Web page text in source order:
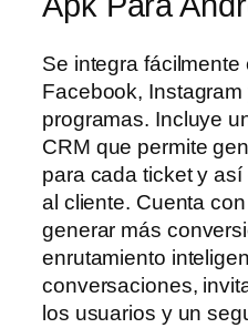
Se integra
Facebook,
programas. Incluye
CRM que permite
para cada ticket y
al cliente. Cuenta
generar más
enrutamiento
conversaciones,
los usuarios y un